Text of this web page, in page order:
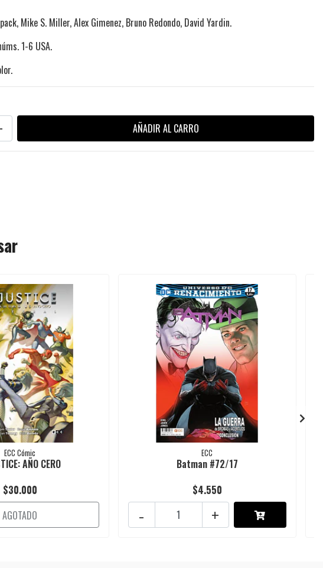
Mike S. Miller, Alex Gimenez, Bruno Redondo, David Yardin.
1-6 USA.
ECC Cómic
AÑO CERO
$30.000
AGOTADO
ECC
Batman #72/17
$4.550
+
-